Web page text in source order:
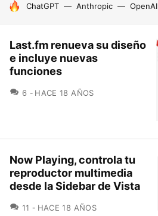
HOY SE HABLA DE
ChatGPT Anthropic OpenAI
Last.fm renueva su diseño
e incluye nuevas
funciones
6 COMENTARIOS
HACE 18 AÑOS
Now Playing, controla tu
reproductor multimedia
desde la Sidebar de Vista
11 COMENTARIOS
HACE 18 AÑOS